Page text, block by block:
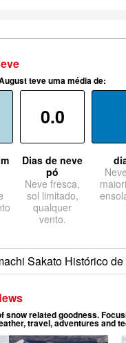
teve uma média de:
0.0
Dias de neve
pó
Neve fresca,
sol limitado,
qualquer
vento.
Sakato Histórico